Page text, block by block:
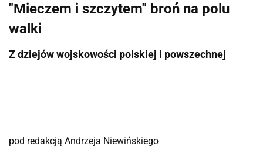
"Mieczem i szczytem" broń na polu
walki
Z dziejów wojskowości polskiej i powszechnej
pod redakcją Andrzeja Niewińskiego